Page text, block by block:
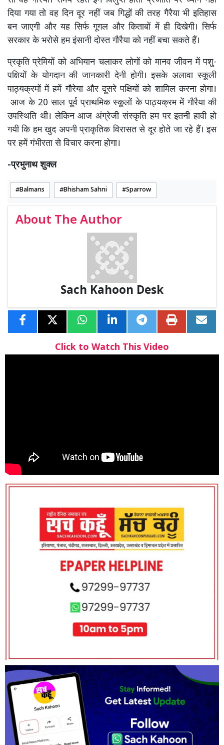
दिया गया तो वह दिन दूर नहीं जब गिद्धों की तरह गैरैया भी इतिहास
बन जाएगी और यह सिर्फ गूगल और किताबों में ही दिखेगी। सिर्फ
सरकार के भरोसे हम इंसानी दोस्त गौरैया को नहीं बचा सकते हैं।
प्रकृति प्रेमियों को अभियान चलाकर लोगों को मानव जीवन में पशु-
पक्षियों के योगदान की जानकारी देनी होगी। इसके अलावा स्कूली
पाठ्यक्रमों में हमें गौरेया और दूसरे पक्षियों को शामिल करना होगा।
आज के 20 साल पूर्व प्राथमिक स्कूलों के पाठ्यक्रम में गौरैया की
उपस्थिति थी। लेकिन आज अंग्रेजी संस्कृति हम पर इतनी हावी हो
गयी कि हम खुद अपनी प्राकृतिक विरासत से दूर होते जा रहे हैं। इस
पर हमें गंभीरता से विचार करना होगा।
-प्रभुनाथ शुक्ल
Balmans Bhisham Sahni Sparrow
About The Author
Sach Kahoon Desk
Click to Watch This Video